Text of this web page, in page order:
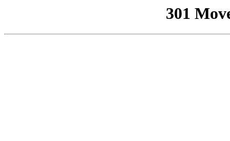
301